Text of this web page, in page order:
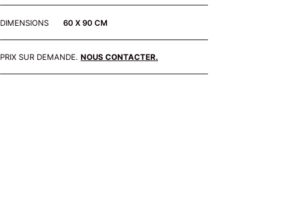
DIMENSIONS 60 X 90 CM
PRIX SUR DEMANDE. NOUS CONTACTER.